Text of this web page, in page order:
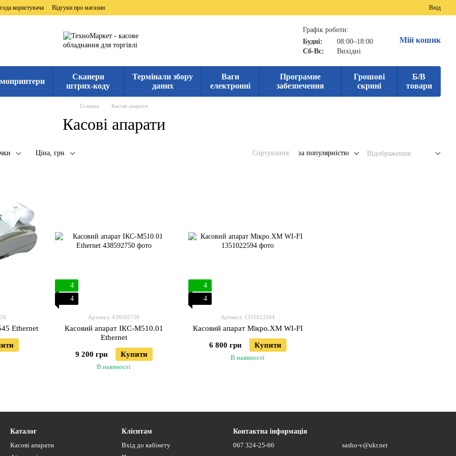
користувача Відгуки про магазин Вхід
Графік роботи:
Будні:
08:00–18:00
Сб-Вс:
Вихідні
Мій кошик
Сканери
штрих-коду
Термінали збору
даних
Ваги
електронні
Програмне
забезпечення
Грошові
скрині
Б/В
товари
Головна Касові апарати
Касові апарати
Ціна, грн Сортування: за популярністю Відображення:
Ethernet
4
4
Артикул: 438592750
Касовий апарат IКС-M510.01
Ethernet
9 200 грн Купити
В наявності
4
4
Артикул: 1351022594
Касовий апарат Мікро.ХМ WI-FI
6 800 грн Купити
В наявності
Каталог
Касові апарати
Клієнтам
Вхід до кабінету
Контактна інформація
067 324-25-66
sasho-v@ukr.net